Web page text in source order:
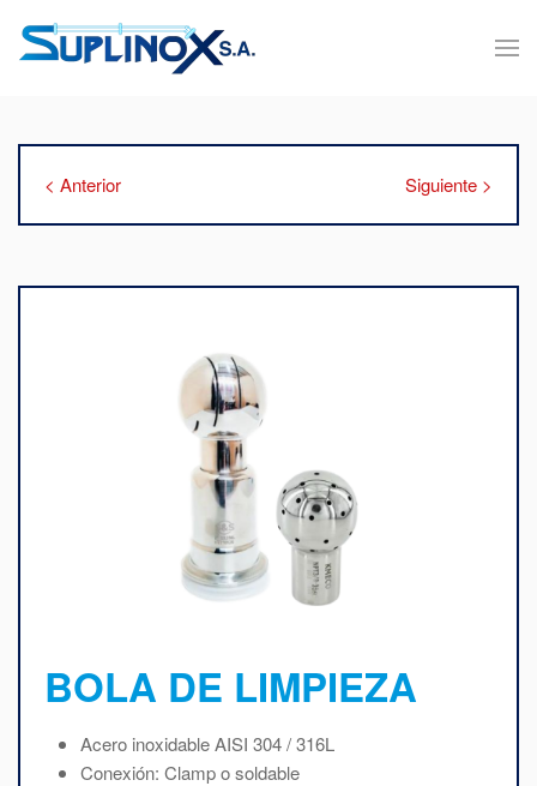
< Anterior Siguiente >
BOLA DE LIMPIEZA
Acero inoxidable AISI 304 / 316L
Conexión: Clamp o soldable